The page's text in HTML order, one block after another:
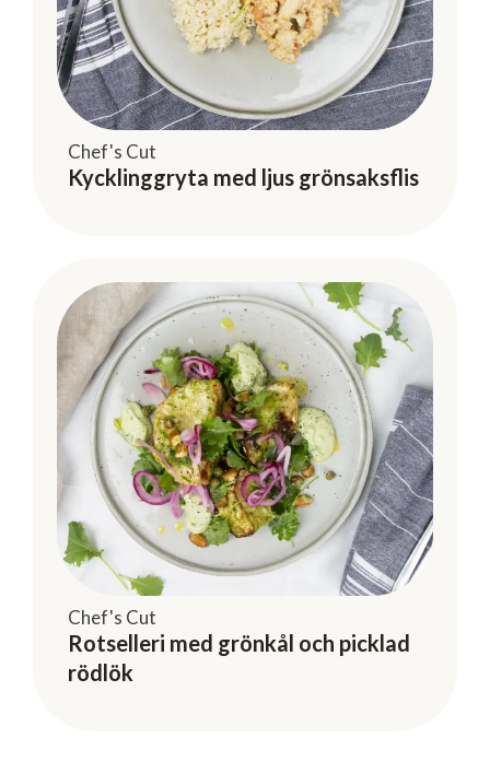
Chef's Cut
Kycklinggryta med ljus grönsaksflis
Chef's Cut
Rotselleri med grönkål och picklad
rödlök